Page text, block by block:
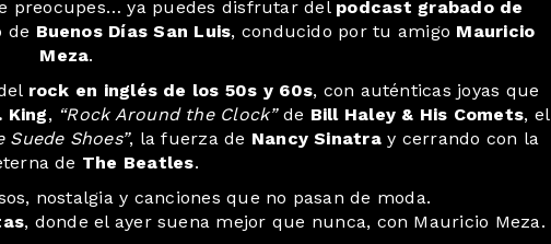
preocupes… ya puedes disfrutar del podcast grabado de
de Buenos Días San Luis, conducido por tu amigo Mauricio
Meza.
rock en inglés de los 50s y 60s, con auténticas joyas que
King, “Rock Around the Clock”de Bill Haley & His Comets, el
Suede Shoes”, la fuerza de Nancy Sinatray cerrando con la
de The Beatles.
nostalgia y canciones que no pasan de moda.
, donde el ayer suena mejor que nunca, con Mauricio Meza. ️